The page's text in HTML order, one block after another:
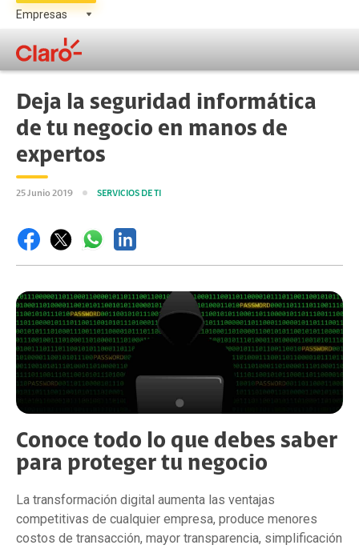
Deja la seguridad informática
de tu negocio en manos de
expertos
25 Junio 2019 SERVICIOS DE TI
Conoce todo lo que debes saber
para proteger tu negocio
La transformación digital aumenta las ventajas
competitivas de cualquier empresa, produce menores
costos de transacción, mayor transparencia, simplificación